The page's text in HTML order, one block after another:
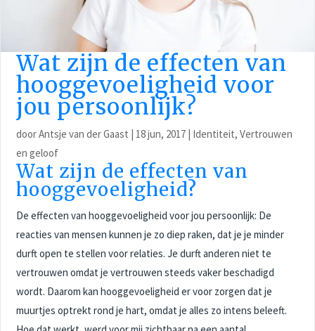
Wat zijn de effecten van
hooggevoeligheid voor
jou persoonlijk?
doorAntsje van der Gaast 18 jun, 2017 Identiteit,Vertrouwen
en geloof
Wat zijn de effecten van
hooggevoeligheid?
De effecten van hooggevoeligheid voor jou persoonlijk: De
reacties van mensen kunnen je zo diep raken, dat je je minder
durft open te stellen voor relaties. Je durft anderen niet te
vertrouwen omdat je vertrouwen steeds vaker beschadigd
wordt. Daarom kan hooggevoeligheid er voor zorgen dat je
muurtjes optrekt rond je hart, omdat je alles zo intens beleeft.